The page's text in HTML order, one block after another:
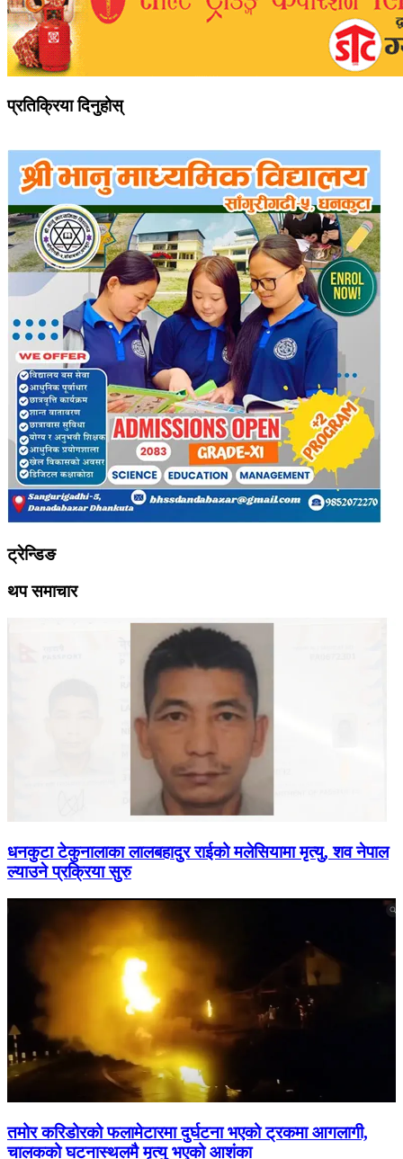
प्रतिक्रिया दिनुहोस्
ट्रेन्डिङ
थप समाचार
धनकुटा टेकुनालाका लालबहादुर राईको मलेसियामा मृत्यु, शव नेपाल
ल्याउने प्रक्रिया सुरु
तमोर करिडोरको फलामेटारमा दुर्घटना भएको ट्रकमा आगलागी,
चालकको घटनास्थलमै मृत्यु भएको आशंका